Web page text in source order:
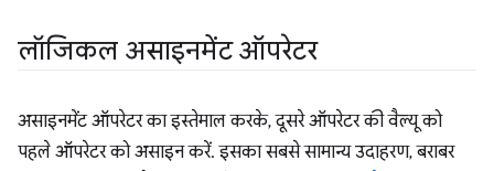
लॉजिकल असाइनमेंट ऑपरेटर
असाइनमेंट ऑपरेटर का इस्तेमाल करके, दूसरे ऑपरेटर की वैल्यू को
पहले ऑपरेटर को असाइन करें. इसका सबसे सामान्य उदाहरण, बराबर